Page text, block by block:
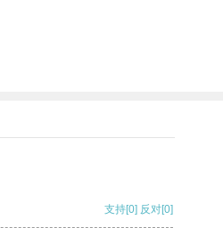
支持[0] 反对[0]